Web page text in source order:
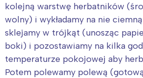
kolejną warstwę herbatników
wolny) i wykładamy na nie ciemną
sklejamy w trójkąt (unosząc
boki) i pozostawiamy na kilka
temperaturze pokojowej aby
Potem polewamy polewą